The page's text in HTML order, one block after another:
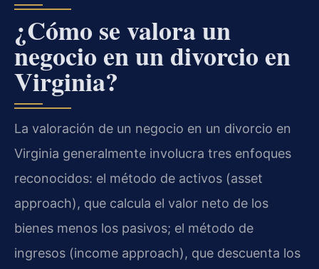
¿Cómo se valora un
negocio en un divorcio en
Virginia?
La valoración de un negocio en un divorcio en
Virginia generalmente involucra tres enfoques
reconocidos: el método de activos (asset
approach), que calcula el valor neto de los
bienes menos los pasivos; el método de
ingresos (income approach), que descuenta los